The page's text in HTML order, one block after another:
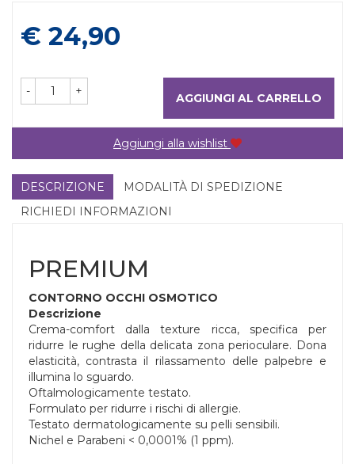
Prezzo
€ 24,90
- + AGGIUNGI AL CARRELLO
Aggiungi alla wishlist
DESCRIZIONE
MODALITÀ DI SPEDIZIONE
RICHIEDI INFORMAZIONI
PREMIUM
CONTORNO OCCHI OSMOTICO
Descrizione
Crema-comfort dalla texture ricca, specifica per
ridurre le rughe della delicata zona perioculare. Dona
elasticità, contrasta il rilassamento delle palpebre e
illumina lo sguardo.
Oftalmologicamente testato.
Formulato per ridurre i rischi di allergie.
Testato dermatologicamente su pelli sensibili.
Nichel e Parabeni < 0,0001% (1 ppm).